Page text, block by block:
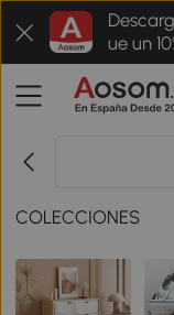
ue un
r pedido
COLECCIONES